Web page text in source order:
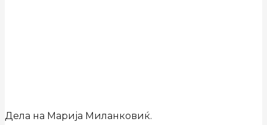
Дела на Марија Миланковиќ.